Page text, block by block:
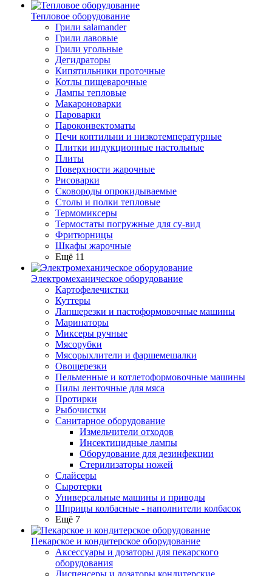
Тепловое оборудование
Грили salamander
Грили лавовые
Грили угольные
Дегидраторы
Кипятильники проточные
Котлы пищеварочные
Лампы тепловые
Макароноварки
Пароварки
Пароконвектоматы
Печи коптильни и низкотемпературные
Плитки индукционные настольные
Плиты
Поверхности жарочные
Рисоварки
Сковороды опрокидываемые
Столы и полки тепловые
Термомиксеры
Термостаты погружные для су-вид
Фритюрницы
Шкафы жарочные
Ещё 11
Электромеханическое оборудование
Картофелечистки
Куттеры
Лапшерезки и пастоформовочные машины
Маринаторы
Миксеры ручные
Мясорубки
Мясорыхлители и фаршемешалки
Овощерезки
Пельменные и котлетоформовочные машины
Пилы ленточные для мяса
Протирки
Рыбочистки
Санитарное оборудование
Измельчители отходов
Инсектицидные лампы
Оборудование для дезинфекции
Стерилизаторы ножей
Слайсеры
Сыротерки
Универсальные машины и приводы
Шприцы колбасные - наполнители колбасок
Ещё 7
Пекарское и кондитерское оборудование
Аксессуары и дозаторы для пекарского
оборудования
Диспенсеры и дозаторы кондитерские